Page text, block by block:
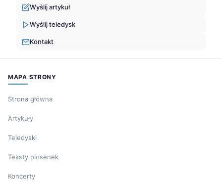
Wyślij artykuł
Wyślij teledysk
Kontakt
MAPA STRONY
Strona główna
Artykuły
Teledyski
Teksty piosenek
Koncerty